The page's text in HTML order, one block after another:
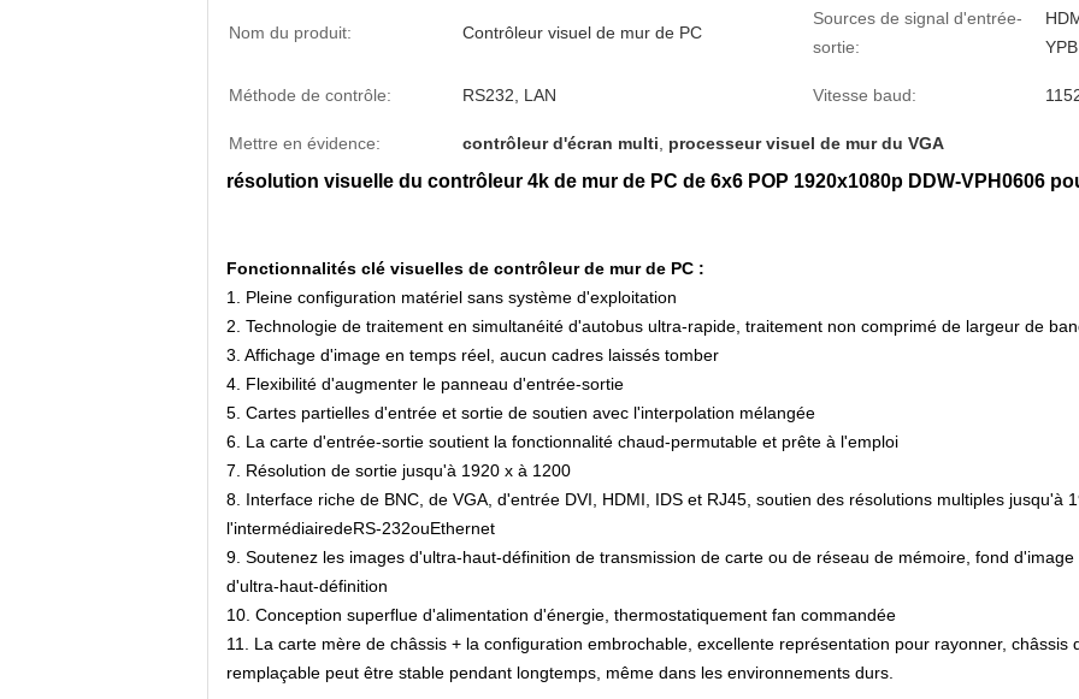
Nom du produit: Contrôleur visuel de mur de PC
Sources de signal d'entrée-
sortie:
Méthode de contrôle: RS232, LAN Vitesse baud:
Mettre en évidence: contrôleur d'écran multi processeur visuel de mur du VGA
résolution visuelle du contrôleur 4k de mur de PC de 6x6 POP 1920x1080p DDW-VPH0606
Fonctionnalités clé visuelles de contrôleur de mur de PC :
1. Pleine configuration matériel sans système d'exploitation
2. Technologie de traitement en simultanéité d'autobus ultra-rapide, traitement non comprimé de largeur de
3. Affichage d'image en temps réel, aucun cadres laissés tomber
4. Flexibilité d'augmenter le panneau d'entrée-sortie
5. Cartes partielles d'entrée et sortie de soutien avec l'interpolation mélangée
6. La carte d'entrée-sortie soutient la fonctionnalité chaud-permutable et prête à l'emploi
7. Résolution de sortie jusqu'à 1920 x à 1200
8. Interface riche de BNC, de VGA, d'entrée DVI, HDMI, IDS et RJ45, soutien des résolutions multiples jusqu'à
l'intermédiairedeRS-232ouEthernet
9. Soutenez les images d'ultra-haut-définition de transmission de carte ou de réseau de mémoire, fond
d'ultra-haut-définition
10. Conception superflue d'alimentation d'énergie, thermostatiquement fan commandée
11. La carte mère de châssis + la configuration embrochable, excellente représentation pour rayonner,
remplaçable peut être stable pendant longtemps, même dans les environnements durs.